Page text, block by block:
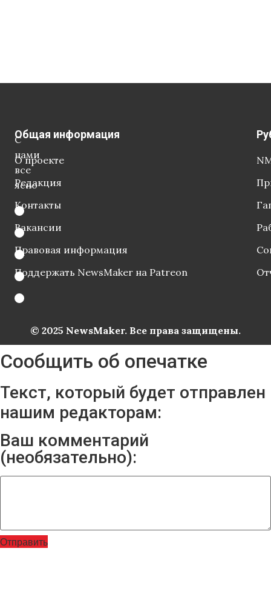
С
нами
все
ясно
Общая информация
О проекте
Редакция
Контакты
Вакансии
Правовая информация
Поддержать NewsMaker на Patreon
© 2025 NewsMaker. Все права защищены.
Сообщить об опечатке
Текст, который будет отправлен
нашим редакторам:
Ваш комментарий
(необязательно):
Отправить